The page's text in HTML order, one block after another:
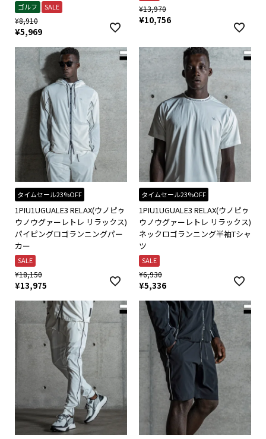
ゴルフ SALE
¥8,910
¥5,969
¥13,970
¥10,756
タイムセール23%OFF
1PIU1UGUALE3 RELAX(ウノピゥ
ウノウグァーレトレ リラックス)
パイピングロゴランニングパー
カー
SALE
¥18,150
¥13,975
タイムセール23%OFF
1PIU1UGUALE3 RELAX(ウノピゥ
ウノウグァーレトレ リラックス)
ネックロゴランニング半袖Tシャ
ツ
SALE
¥6,930
¥5,336